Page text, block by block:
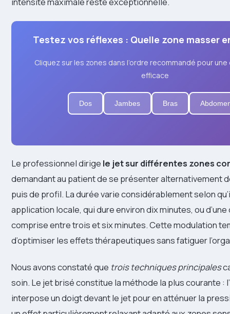
Testez vos réflexes : Quelle zone masser
Cliquez sur les zones dans l’ordre recommandé pour
efficace
Dos Jambes Bras
Le professionnel dirige le jet sur différentes zones
demandant au patient de se présenter alternativement
puis de profil. La durée varie considérablement selon
application locale, qui dure environ dix minutes, ou
comprise entre trois et six minutes. Cette modulation
d’optimiser les effets thérapeutiques sans fatiguer
Nous avons constaté que trois techniques principales
soin. Le jet brisé constitue la méthode la plus courante :
interpose un doigt devant le jet pour en atténuer la